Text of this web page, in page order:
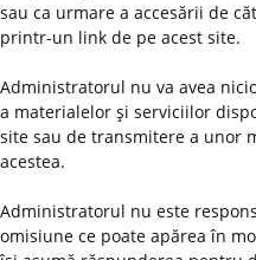
sau ca urmare a accesării de
printr-un link de pe acest site.
Administratorul nu va avea
a materialelor şi serviciilor
site sau de transmitere a unor
acestea.
Administratorul nu este
omisiune ce poate apărea în